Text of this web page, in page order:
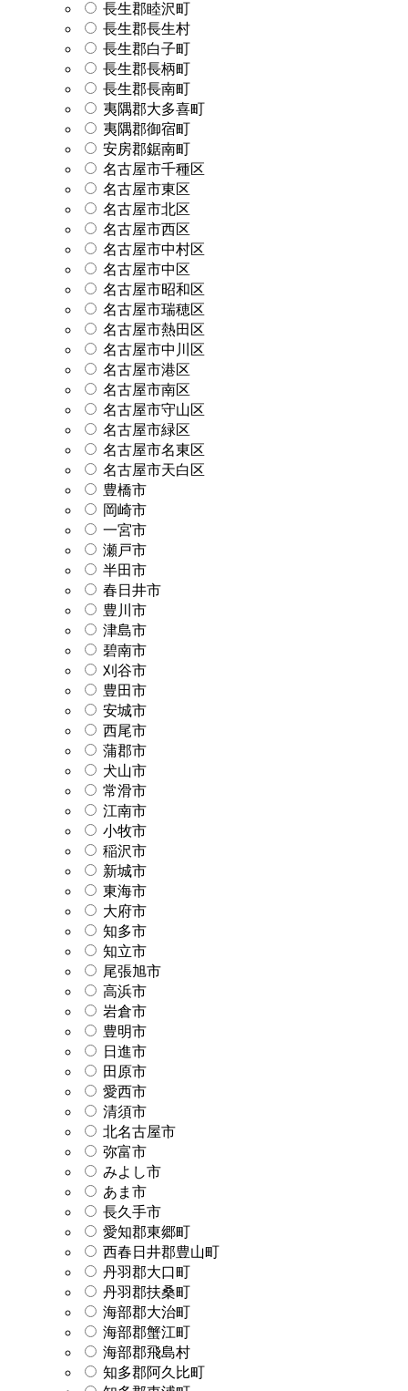
長生郡睦沢町
長生郡長生村
長生郡白子町
長生郡長柄町
長生郡長南町
夷隅郡大多喜町
夷隅郡御宿町
安房郡鋸南町
名古屋市千種区
名古屋市東区
名古屋市北区
名古屋市西区
名古屋市中村区
名古屋市中区
名古屋市昭和区
名古屋市瑞穂区
名古屋市熱田区
名古屋市中川区
名古屋市港区
名古屋市南区
名古屋市守山区
名古屋市緑区
名古屋市名東区
名古屋市天白区
豊橋市
岡崎市
一宮市
瀬戸市
半田市
春日井市
豊川市
津島市
碧南市
刈谷市
豊田市
安城市
西尾市
蒲郡市
犬山市
常滑市
江南市
小牧市
稲沢市
新城市
東海市
大府市
知多市
知立市
尾張旭市
高浜市
岩倉市
豊明市
日進市
田原市
愛西市
清須市
北名古屋市
弥富市
みよし市
あま市
長久手市
愛知郡東郷町
西春日井郡豊山町
丹羽郡大口町
丹羽郡扶桑町
海部郡大治町
海部郡蟹江町
海部郡飛島村
知多郡阿久比町